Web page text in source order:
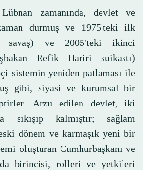
zamanında, devlet ve
durmuş ve 1975'teki ilk
savaş) ve 2005'teki ikinci
Refik Hariri suikastı)
sistemin yeniden patlaması ile
gibi, siyasi ve kurumsal bir
Arzu edilen devlet, iki
sıkışıp kalmıştır; sağlam
dönem ve karmaşık yeni bir
oluşturan Cumhurbaşkanı ve
birincisi, rolleri ve yetkileri